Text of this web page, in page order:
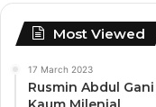
Most Viewed
17 March 2023
Rusmin Abdul